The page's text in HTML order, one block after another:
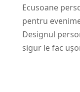
Ecusoane
pentru
Designul
sigur le fac